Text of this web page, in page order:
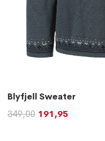
Blyfjell Sweater
349,00 191,95